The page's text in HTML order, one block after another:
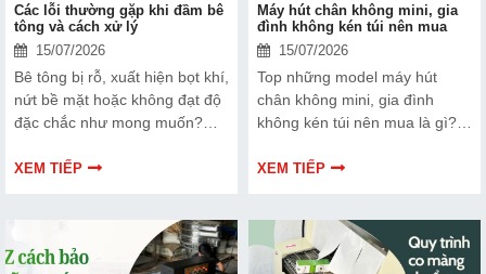
Các lỗi thường gặp khi đầm bê
tông và cách xử lý
15/07/2026
Bê tông bị rỗ, xuất hiện bọt khí,
nứt bề mặt hoặc không đạt độ
đặc chắc như mong muốn?
trong quá trình đầm bê tông.
Cùng khám phá trong bài dưới
đây.
XEM TIẾP
Máy hút chân không mini, gia
đình không kén túi nên mua
15/07/2026
Top những model máy hút
chân không mini, gia đình
không kén túi nên mua là gì?
qua thông tin bài chia sẻ dưới
XEM TIẾP